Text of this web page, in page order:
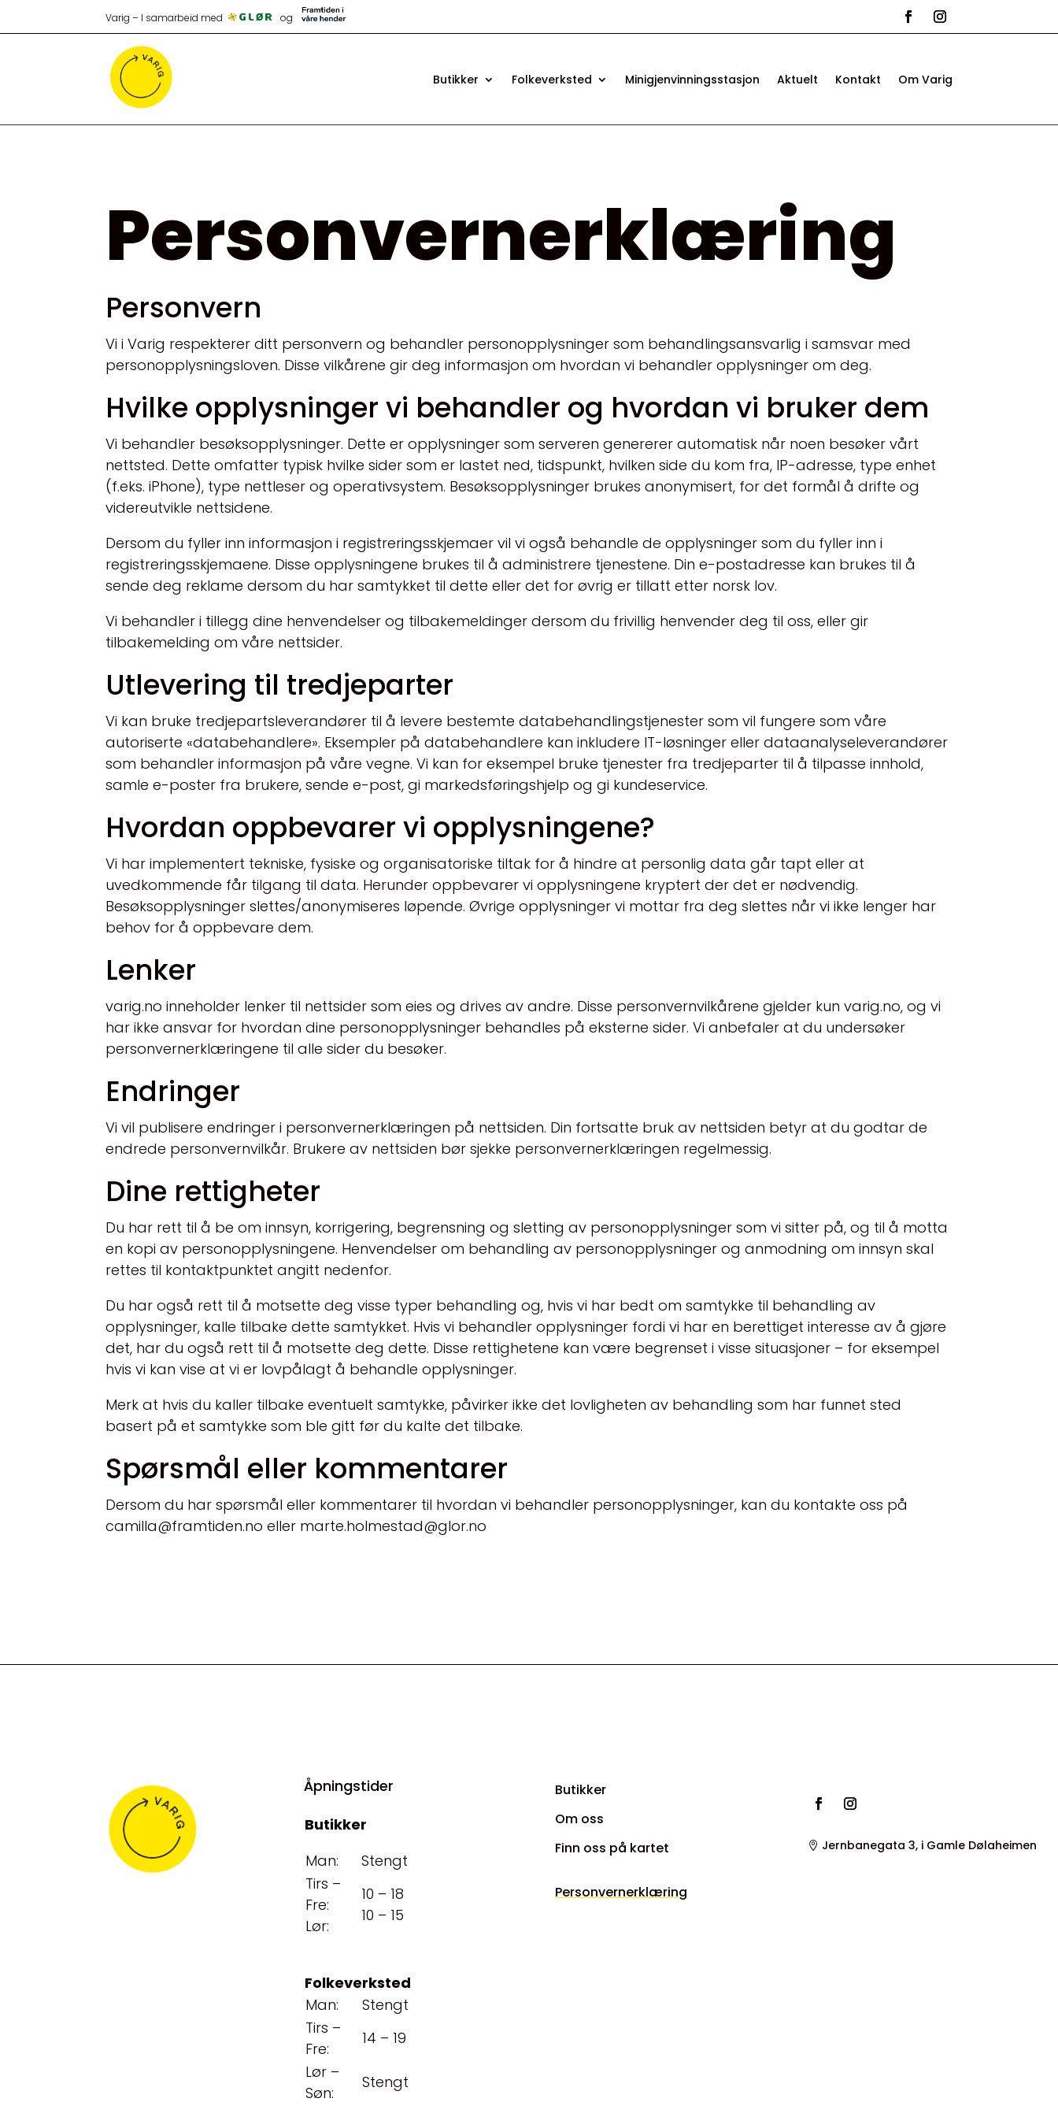
Varig – I samarbeid med og
Butikker Folkeverksted Minigjenvinningsstasjon Aktuelt Kontakt Om Varig
Personvernerklæring
Personvern
Vi i Varig respekterer ditt personvern og behandler personopplysninger som behandlingsansvarlig i samsvar med
personopplysningsloven. Disse vilkårene gir deg informasjon om hvordan vi behandler opplysninger om deg.
Hvilke opplysninger vi behandler og hvordan vi bruker dem
Vi behandler besøksopplysninger. Dette er opplysninger som serveren genererer automatisk når noen besøker vårt
nettsted. Dette omfatter typisk hvilke sider som er lastet ned, tidspunkt, hvilken side du kom fra, IP-adresse, type enhet
(f.eks. iPhone), type nettleser og operativsystem. Besøksopplysninger brukes anonymisert, for det formål å drifte og
videreutvikle nettsidene.
Dersom du fyller inn informasjon i registreringsskjemaer vil vi også behandle de opplysninger som du fyller inn i
registreringsskjemaene. Disse opplysningene brukes til å administrere tjenestene. Din e-postadresse kan brukes til å
sende deg reklame dersom du har samtykket til dette eller det for øvrig er tillatt etter norsk lov.
Vi behandler i tillegg dine henvendelser og tilbakemeldinger dersom du frivillig henvender deg til oss, eller gir
tilbakemelding om våre nettsider.
Utlevering til tredjeparter
Vi kan bruke tredjepartsleverandører til å levere bestemte databehandlingstjenester som vil fungere som våre
autoriserte «databehandlere». Eksempler på databehandlere kan inkludere IT-løsninger eller dataanalyseleverandører
som behandler informasjon på våre vegne. Vi kan for eksempel bruke tjenester fra tredjeparter til å tilpasse innhold,
samle e-poster fra brukere, sende e-post, gi markedsføringshjelp og gi kundeservice.
Hvordan oppbevarer vi opplysningene?
Vi har implementert tekniske, fysiske og organisatoriske tiltak for å hindre at personlig data går tapt eller at
uvedkommende får tilgang til data. Herunder oppbevarer vi opplysningene kryptert der det er nødvendig.
Besøksopplysninger slettes/anonymiseres løpende. Øvrige opplysninger vi mottar fra deg slettes når vi ikke lenger har
behov for å oppbevare dem.
Lenker
varig.no inneholder lenker til nettsider som eies og drives av andre. Disse personvernvilkårene gjelder kun varig.no, og vi
har ikke ansvar for hvordan dine personopplysninger behandles på eksterne sider. Vi anbefaler at du undersøker
personvernerklæringene til alle sider du besøker.
Endringer
Vi vil publisere endringer i personvernerklæringen på nettsiden. Din fortsatte bruk av nettsiden betyr at du godtar de
endrede personvernvilkår. Brukere av nettsiden bør sjekke personvernerklæringen regelmessig.
Dine rettigheter
Du har rett til å be om innsyn, korrigering, begrensning og sletting av personopplysninger som vi sitter på, og til å motta
en kopi av personopplysningene. Henvendelser om behandling av personopplysninger og anmodning om innsyn skal
rettes til kontaktpunktet angitt nedenfor.
Du har også rett til å motsette deg visse typer behandling og, hvis vi har bedt om samtykke til behandling av
opplysninger, kalle tilbake dette samtykket. Hvis vi behandler opplysninger fordi vi har en berettiget interesse av å gjøre
det, har du også rett til å motsette deg dette. Disse rettighetene kan være begrenset i visse situasjoner – for eksempel
hvis vi kan vise at vi er lovpålagt å behandle opplysninger.
Merk at hvis du kaller tilbake eventuelt samtykke, påvirker ikke det lovligheten av behandling som har funnet sted
basert på et samtykke som ble gitt før du kalte det tilbake.
Spørsmål eller kommentarer
Dersom du har spørsmål eller kommentarer til hvordan vi behandler personopplysninger, kan du kontakte oss på
camilla@framtiden.no eller marte.holmestad@glor.no
Åpningstider
Butikker
Man:
Stengt
Tirs –
Fre:
Lør:
10 – 18
10 – 15
Folkeverksted
Man:
Stengt
Tirs –
Fre:
14 – 19
Lør –
Søn:
Stengt
Butikker
Om oss
Finn oss på kartet
Personvernerklæring
Jernbanegata 3, i Gamle Dølaheimen